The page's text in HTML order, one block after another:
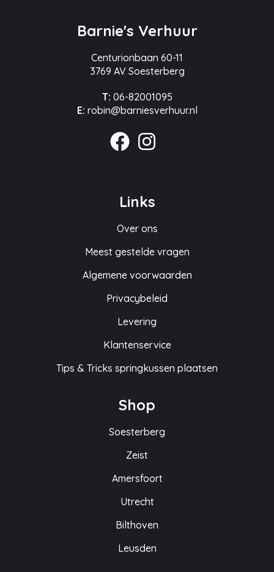
Barnie's Verhuur
Centurionbaan 60-11
3769 AV Soesterberg
T: 06-82001095
E: robin@barniesverhuur.nl
Links
Over ons
Meest gestelde vragen
Algemene voorwaarden
Privacybeleid
Levering
Klantenservice
Tips & Tricks springkussen plaatsen
Shop
Soesterberg
Zeist
Amersfoort
Utrecht
Bilthoven
Leusden